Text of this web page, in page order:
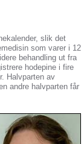
slik det
som varer i 12
behandling ut fra
hodepine i fire
Halvparten av
andre halvparten får